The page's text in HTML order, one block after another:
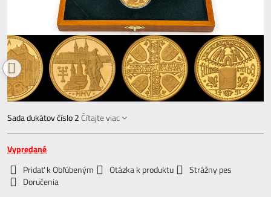
Sada dukátov číslo 2 Čítajte viac
Vypredané
Pridať k Obľúbeným
Otázka k produktu
Strážny pes
Doručenia